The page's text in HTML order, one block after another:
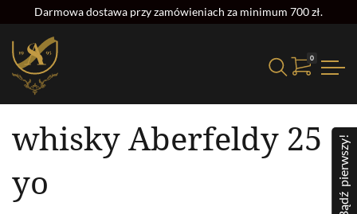
Darmowa dostawa przy zamówieniach za minimum 700 zł.
0
Strona główna
whisky Aberfeldy 25
yo
Bądź pierwszy!